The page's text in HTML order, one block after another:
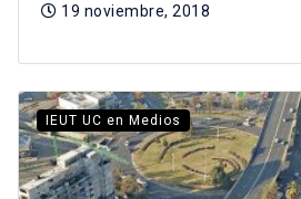
19 noviembre, 2018
IEUT UC en Medios